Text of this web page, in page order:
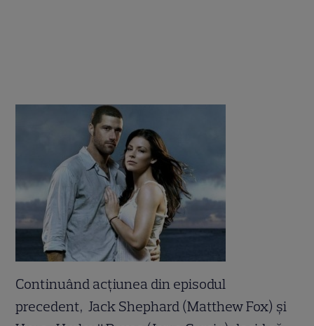
Continuând acţiunea din episodul
precedent, Jack Shephard (Matthew Fox) şi